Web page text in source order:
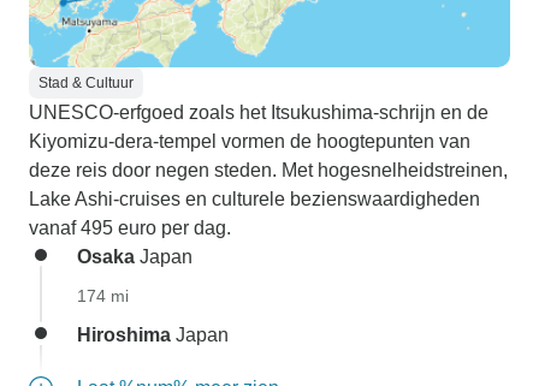
Stad & Cultuur
UNESCO-erfgoed zoals het Itsukushima-schrijn en de
Kiyomizu-dera-tempel vormen de hoogtepunten van
deze reis door negen steden. Met hogesnelheidstreinen,
Lake Ashi-cruises en culturele bezienswaardigheden
vanaf 495 euro per dag.
Osaka Japan
174 mi
Hiroshima Japan